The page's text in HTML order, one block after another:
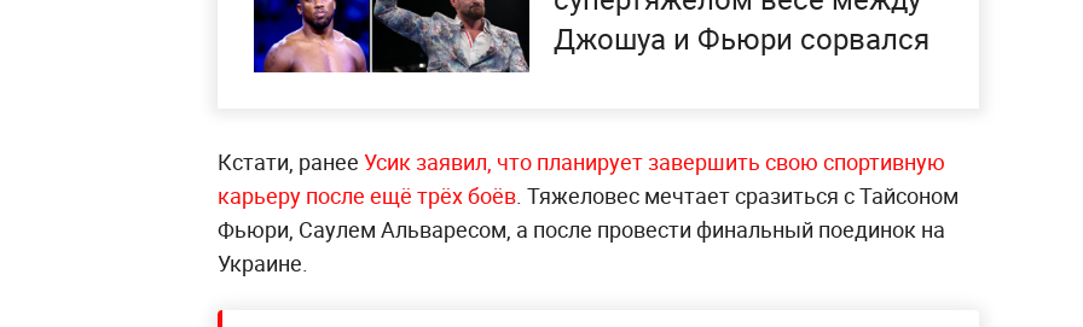
Джошуа и Фьюри сорвался
Кстати, ранее Усик заявил, что планирует завершить свою спортивную
карьеру после ещё трёх боёв. Тяжеловес мечтает сразиться с Тайсоном
Фьюри, Саулем Альваресом, а после провести финальный поединок на
Украине.